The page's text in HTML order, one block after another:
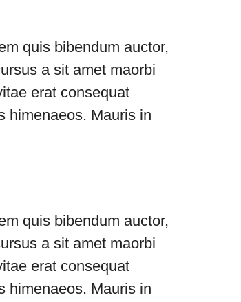
quis bibendum auctor,
a sit amet maorbi
erat consequat
himenaeos. Mauris in
quis bibendum auctor,
a sit amet maorbi
erat consequat
himenaeos. Mauris in